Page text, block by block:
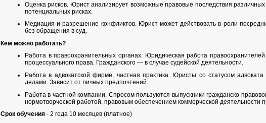
Оценка рисков. Юрист анализирует возможные правовые последствия
потенциальных рисках.
Медиация и разрешение конфликтов. Юрист может действовать в роли
без обращения в суд.
Кем можно работать?
Работа в правоохранительных органах. Юридическая работа
процессуального права. Гражданского — в случае судейской деятельности.
Работа в адвокатской фирме, частная практика. Юристы со статусом
делами. Зависит от личных предпочтений.
Работа в частной компании. Спросом пользуются выпускники гражданско-
нормотворческой работой, правовым обеспечением коммерческой деятельности
Срок обучения - 2 года 10 месяцев (платное)